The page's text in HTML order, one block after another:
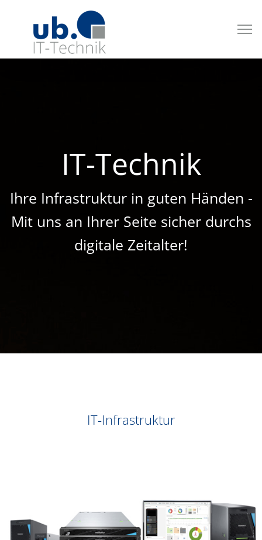
IT-Technik
Ihre Infrastruktur in guten Händen -
Mit uns an Ihrer Seite sicher durchs
digitale Zeitalter!
IT-Infrastruktur